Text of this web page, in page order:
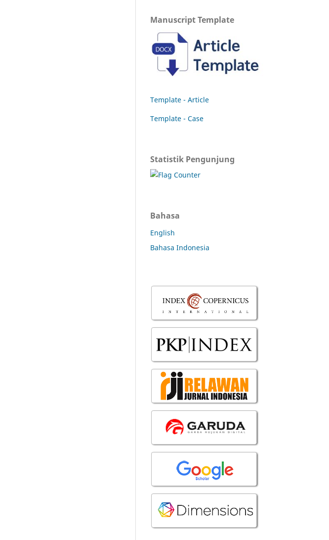
Manuscript Template
Template - Article
Template - Case
Statistik Pengunjung
Bahasa
English
Bahasa Indonesia